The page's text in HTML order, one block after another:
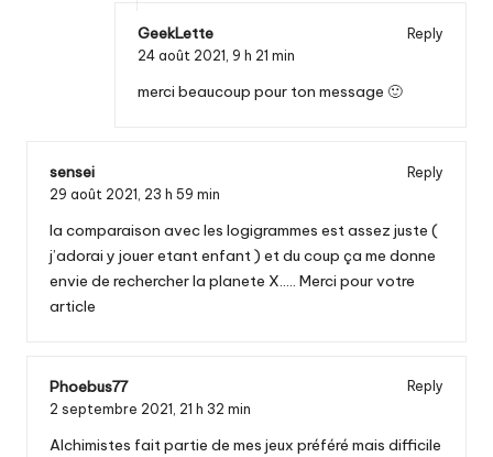
GeekLette
Reply
24 août 2021, 9 h 21 min
merci beaucoup pour ton message 🙂
sensei
Reply
29 août 2021, 23 h 59 min
la comparaison avec les logigrammes est assez juste (
j’adorai y jouer etant enfant ) et du coup ça me donne
envie de rechercher la planete X….. Merci pour votre
article
Phoebus77
Reply
2 septembre 2021, 21 h 32 min
Alchimistes fait partie de mes jeux préféré mais difficile